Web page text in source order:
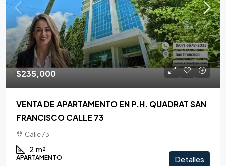
$235,000
VENTA DE APARTAMENTO EN P.H. QUADRAT SAN
FRANCISCO CALLE 73
Calle 73
2 m²
APARTAMENTO Detalles